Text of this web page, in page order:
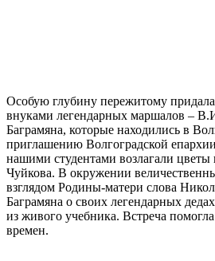
Особую глубину пережитому
внуками легендарных маршалов –
Баграмяна, которые находились в
приглашению Волгоградской
нашими студентами возлагали
Чуйкова. В окружении
взглядом Родины-матери слова
Баграмяна о своих легендарных
из живого учебника. Встреча
времен.